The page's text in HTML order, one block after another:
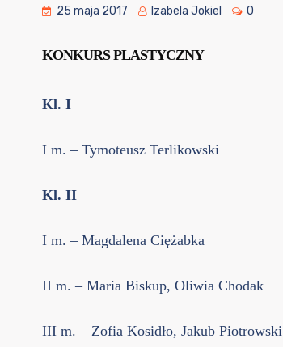
25 maja 2017 Izabela Jokiel 0
KONKURS PLASTYCZNY
Kl. I
I m. – Tymoteusz Terlikowski
Kl. II
I m. – Magdalena Ciężabka
II m. – Maria Biskup, Oliwia Chodak
III m. – Zofia Kosidło, Jakub Piotrowski